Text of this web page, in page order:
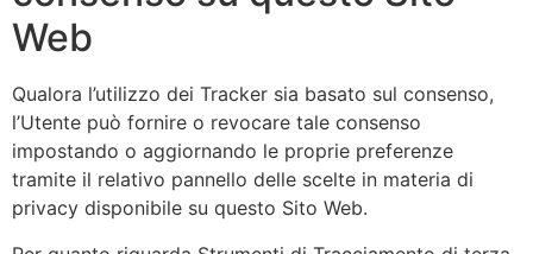
Web
Qualora l’utilizzo dei Tracker sia basato sul consenso,
l’Utente può fornire o revocare tale consenso
impostando o aggiornando le proprie preferenze
tramite il relativo pannello delle scelte in materia di
privacy disponibile su questo Sito Web.